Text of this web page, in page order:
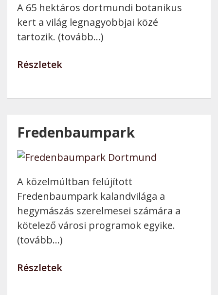
A 65 hektáros dortmundi botanikus
kert a világ legnagyobbjai közé
tartozik. (tovább…)
Részletek
Fredenbaumpark
A közelmúltban felújított
Fredenbaumpark kalandvilága a
hegymászás szerelmesei számára a
kötelező városi programok egyike.
(tovább…)
Részletek